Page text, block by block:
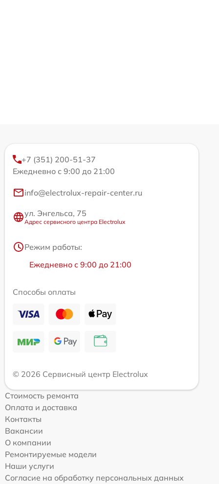
+7 (351) 200-51-37
Ежедневно с 9:00 до 21:00
info@electrolux-repair-center.ru
ул. Энгельса, 75
Адрес сервисного центра Electrolux
Режим работы:
Ежедневно с 9:00 до 21:00
Способы оплаты
© 2026 Сервисный центр Electrolux
Стоимость ремонта
Оплата и доставка
Контакты
Вакансии
О компании
Ремонтируемые модели
Наши услуги
Согласие на обработку персональных данных